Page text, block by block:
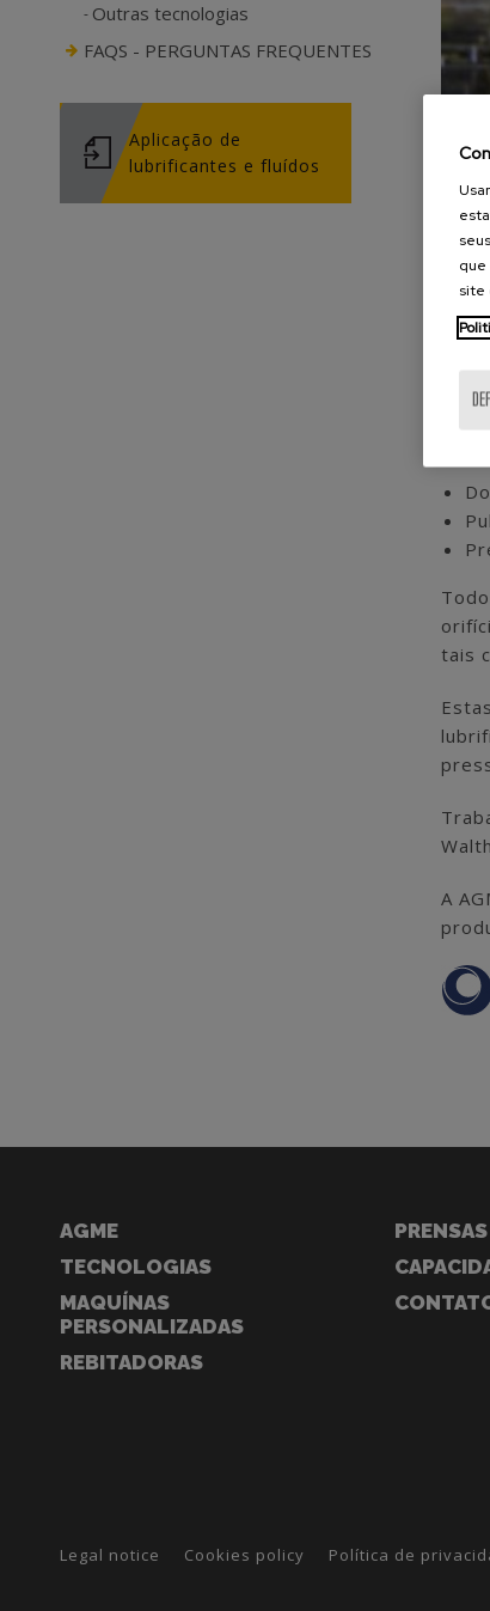
tais
A
Outras tecnologias
FAQS - PERGUNTAS FREQUENTES
Aplicação de
lubrificantes e fluídos
AGME
TECNOLOGIAS
MAQUÍNAS
PERSONALIZADAS
REBITADORAS
PRENSAS
Legal notice Cookies policy Política de
que
site